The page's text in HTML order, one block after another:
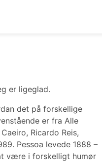
er ligeglad.
det på forskellige
er fra Alle
Ricardo Reis,
Pessoa levede 1888 –
være i forskelligt humør